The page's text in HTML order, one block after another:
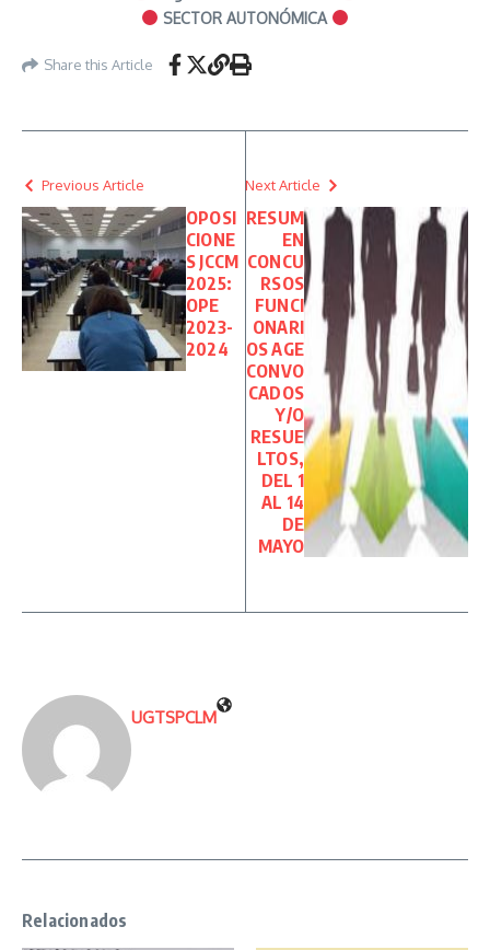
SECTOR AUTONÓMICA
Share this Article
Previous Article
OPOSI
CIONE
S JCCM
2025:
OPE
2023-
2024
Next Article
RESUM
EN
CONCU
RSOS
FUNCI
ONARI
OS AGE
CONVO
CADOS
Y/O
RESUE
LTOS,
DEL 1
AL 14
DE
MAYO
UGTSPCLM
Relacionados